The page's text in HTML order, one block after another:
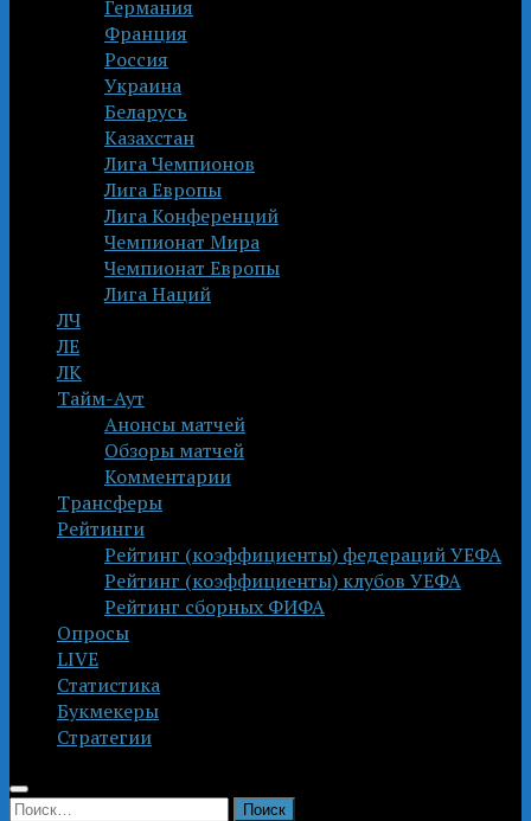
Германия
Франция
Россия
Украина
Беларусь
Казахстан
Лига Чемпионов
Лига Европы
Лига Конференций
Чемпионат Мира
Чемпионат Европы
Лига Наций
ЛЧ
ЛЕ
ЛК
Тайм-Аут
Анонсы матчей
Обзоры матчей
Комментарии
Трансферы
Рейтинги
Рейтинг (коэффициенты) федераций УЕФА
Рейтинг (коэффициенты) клубов УЕФА
Рейтинг сборных ФИФА
Опросы
LIVE
Статистика
Букмекеры
Стратегии
Найти: